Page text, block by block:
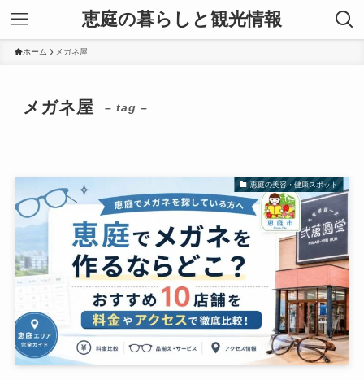
恵庭の暮らしと観光情報
ホーム メガネ屋
メガネ屋 – tag –
恵庭の美容・健康スポット